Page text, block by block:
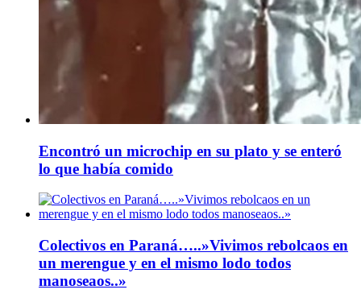
Encontró un microchip en su plato y se enteró
lo que había comido
Colectivos en Paraná…..»Vivimos rebolcaos en
un merengue y en el mismo lodo todos
manoseaos..»